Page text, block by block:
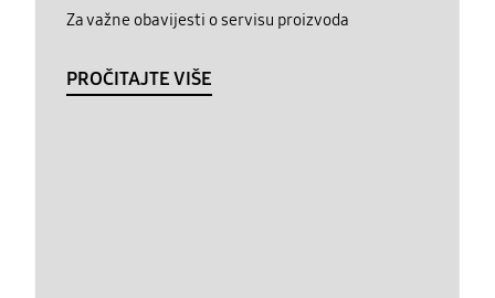
Za važne obavijesti o servisu proizvoda
PROČITAJTE VIŠE